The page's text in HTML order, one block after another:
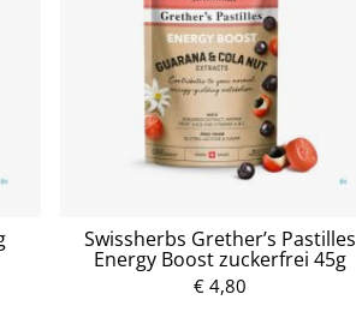
Swissherbs Grether’s Pastilles
Energy Boost zuckerfrei 45g
€ 4,80P